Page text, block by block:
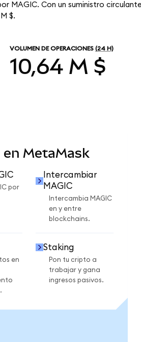
MAGIC. Con un suministro
$.
VOLUMEN DE OPERACIONES (24 H)
10,64 M $
en MetaMask
por
Intercambiar
MAGIC
Intercambia MAGIC
en y entre
blockchains.
en
Staking
Pon tu cripto a
trabajar y gana
ingresos pasivos.